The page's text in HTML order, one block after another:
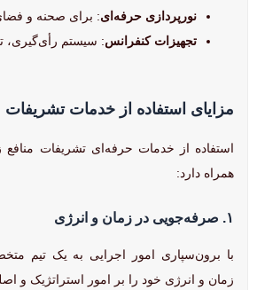
نورپردازی حرفه‌ای: برای صحنه و
تجهیزات کنفرانس: سیستم رأی‌گیری،
مزایای استفاده از خدمات تشریفات
استفاده از خدمات حرفه‌ای تشریفات منافع
همراه دارد:
۱. صرفه‌جویی در زمان و انرژی
با برون‌سپاری امور اجرایی به یک تیم
زمان و انرژی خود را بر امور استراتژیک و